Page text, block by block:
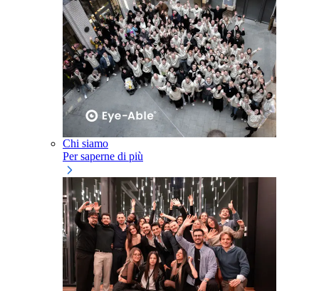
Chi siamo
Per saperne di più